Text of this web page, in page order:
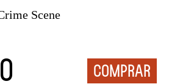
Scene